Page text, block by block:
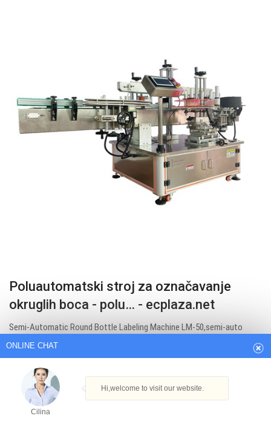
Poluautomatski stroj za označavanje
okruglih boca - polu… - ecplaza.net
Semi-Automatic Round Bottle Labeling Machine LM-50,semi-auto
labeling machine of round bottle High accuracy and high
apeed,dispensing & labeling automatically. bottle labelers enable the
user to label all kinds of cylindrical objects…. Wuxi Tongxin Automatic
Equipment Co., Ltd.
Get Best Quote
ONLINE CHAT
Hi,welcome to visit our website.
Cilina